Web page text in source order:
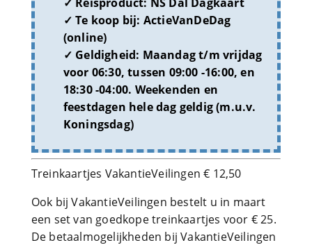
Te koop bij: ActieVanDeDag
(online)
Geldigheid: Maandag t/m vrijdag
voor 06:30, tussen 09:00 -16:00, en
18:30 -04:00. Weekenden en
feestdagen hele dag geldig (m.u.v.
Koningsdag)
Treinkaartjes VakantieVeilingen € 12,50
Ook bij VakantieVeilingen bestelt u in maart
een set van goedkope treinkaartjes voor € 25.
De betaalmogelijkheden bij VakantieVeilingen